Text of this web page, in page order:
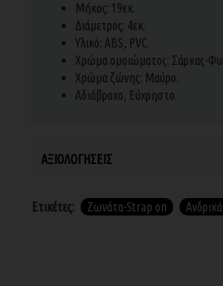
Μήκος: 19εκ.
Διάμετρος: 4εκ.
Υλικό: ABS, PVC.
Χρώμα ομοιώματος: Σάρκας-
Χρώμα ζώνης: Μαύρο.
Αδιάβροχο, Εύχρηστο.
ΑΞΙΟΛΟΓΉΣΕΙΣ
Ετικέτες: Ζωνάτα-Strap on